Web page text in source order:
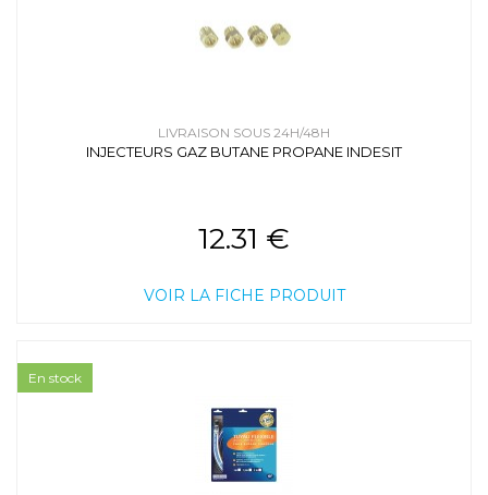
LIVRAISON SOUS 24H/48H
INJECTEURS GAZ BUTANE PROPANE INDESIT
12.31 €
VOIR LA FICHE PRODUIT
En stock